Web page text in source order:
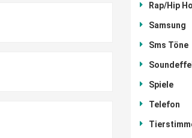
Rap/Hip
Samsung
Sms Töne
Spiele
Telefon